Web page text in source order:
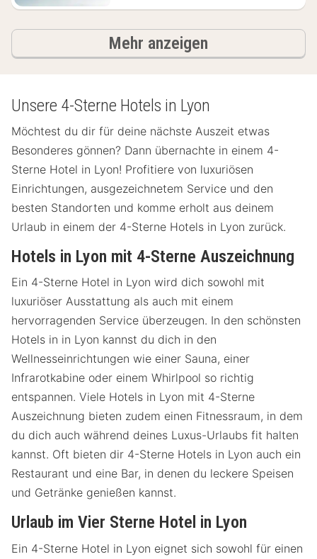
Mehr anzeigen
Unsere 4-Sterne Hotels in Lyon
Möchtest du dir für deine nächste Auszeit etwas
Besonderes gönnen? Dann übernachte in einem 4-
Sterne Hotel in Lyon! Profitiere von luxuriösen
Einrichtungen, ausgezeichnetem Service und den
besten Standorten und komme erholt aus deinem
Urlaub in einem der 4-Sterne Hotels in Lyon zurück.
Hotels in Lyon mit 4-Sterne Auszeichnung
Ein 4-Sterne Hotel in Lyon wird dich sowohl mit
luxuriöser Ausstattung als auch mit einem
hervorragenden Service überzeugen. In den schönsten
Hotels in in Lyon kannst du dich in den
Wellnesseinrichtungen wie einer Sauna, einer
Infrarotkabine oder einem Whirlpool so richtig
entspannen. Viele Hotels in Lyon mit 4-Sterne
Auszeichnung bieten zudem einen Fitnessraum, in dem
du dich auch während deines Luxus-Urlaubs fit halten
kannst. Oft bieten dir 4-Sterne Hotels in Lyon auch ein
Restaurant und eine Bar, in denen du leckere Speisen
und Getränke genießen kannst.
Urlaub im Vier Sterne Hotel in Lyon
Ein 4-Sterne Hotel in Lyon eignet sich sowohl für einen